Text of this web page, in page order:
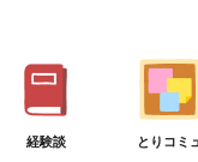
経験談 とりコミュ